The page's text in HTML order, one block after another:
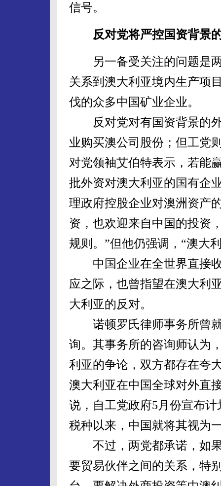
信号。
反对党将严控国资背景
另一备受关注的问题是两
关系到澳大利亚境内生产项
伐的众多中国矿业企业。
反对党对有国资背景的外
业购买澳公司股份；但工党
对党领袖艾伯特表示，若能
批外资对澳大利亚的国有企
理政府控股企业对澳洲资产
资，也欢迎来自中国的投资
规则。”但他仍强调，“澳大
中国企业在全世界直接收
应之际，也曾指望在澳大利
大利亚的反对。
诺顿罗氏律师事务所曾就
询。其事务所的咨询师认为
利亚的争论，双方都存在夸
澳大利亚在中国全球对外直
说，自工党政府5月份宣布
税种以来，中国就将其视为
不过，两党都承诺，如果
要贸易伙伴之间的关系，特